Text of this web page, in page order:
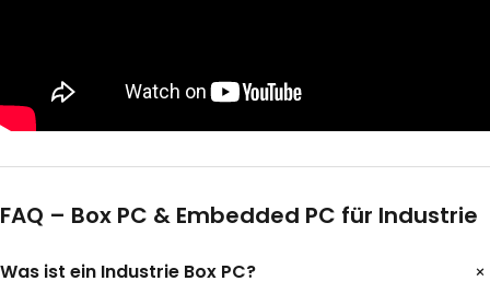
FAQ – Box PC & Embedded PC für Industrie
Was ist ein Industrie Box PC?